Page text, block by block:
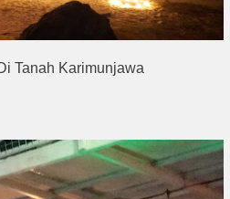
Tanah Karimunjawa